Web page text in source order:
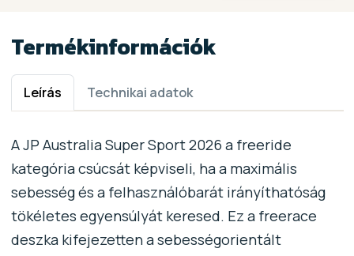
Termékinformációk
Leírás Technikai adatok
A JP Australia Super Sport 2026 a freeride
kategória csúcsát képviseli, ha a maximális
sebesség és a felhasználóbarát irányíthatóság
tökéletes egyensúlyát keresed. Ez a freerace
deszka kifejezetten a sebességorientált